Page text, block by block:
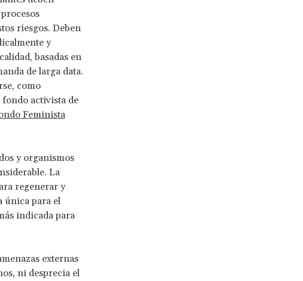
riesgos. Deben
y
basadas en
de larga data.
como
activista de
Feminista
y organismos
La
regenerar y
única para el
indicada para
externas
ni desprecia el